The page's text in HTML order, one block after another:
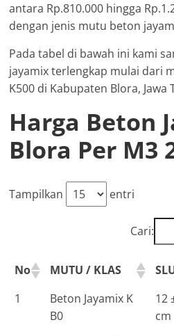
antara Rp.810.000 hingga
dengan jenis mutu beton
Pada tabel di bawah ini kami
jayamix terlengkap mulai dari
K500 di Kabupaten Blora, Jawa
Harga Beton
Blora Per M3
Tampilkan entri
Cari:
No MUTU / KLAS
1
Beton Jayamix K
B0
12
cm